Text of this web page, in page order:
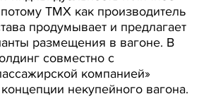
потому ТМХ как производитель
продумывает и предлагает
размещения в вагоне. В
совместно с
компанией»
некупейного вагона.